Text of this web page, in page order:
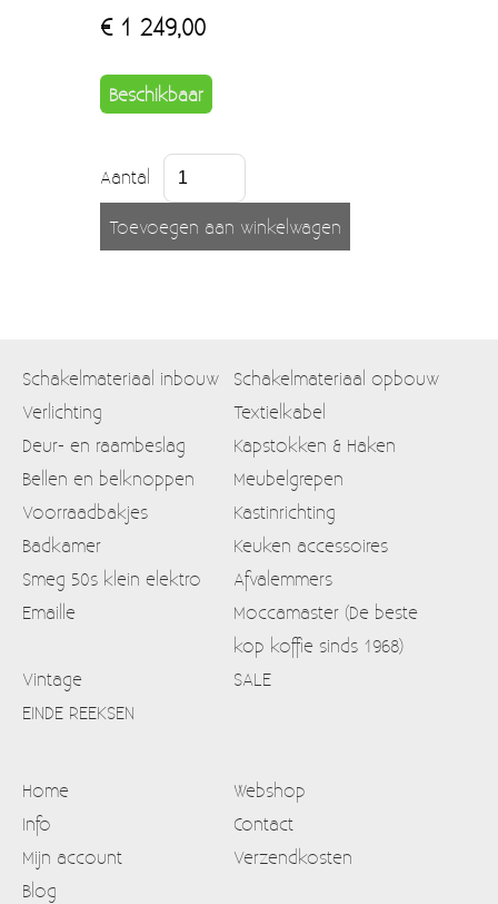
€ 1 249,00
Beschikbaar
Aantal
Schakelmateriaal inbouw
Schakelmateriaal opbouw
Verlichting
Textielkabel
Deur- en raambeslag
Kapstokken & Haken
Bellen en belknoppen
Meubelgrepen
Voorraadbakjes
Kastinrichting
Badkamer
Keuken accessoires
Smeg 50s klein elektro
Afvalemmers
Emaille
Moccamaster (De beste
kop koffie sinds 1968)
Vintage
SALE
EINDE REEKSEN
Home
Webshop
Info
Contact
Mijn account
Verzendkosten
Blog